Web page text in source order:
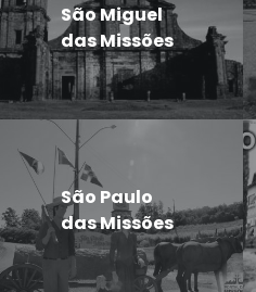
São Miguel
das Missões
São Paulo
das Missões